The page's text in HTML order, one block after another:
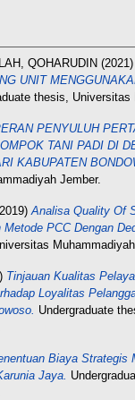
QOHARUDIN (2021)
UNIT
thesis,
PENYULUH
TANI PADI DI
KABUPATEN
Jember.
Analisa Quality Of
PCC Dengan
Tinjauan Kualitas
Loyalitas
Undergraduate
Biaya Strategis
Jaya.